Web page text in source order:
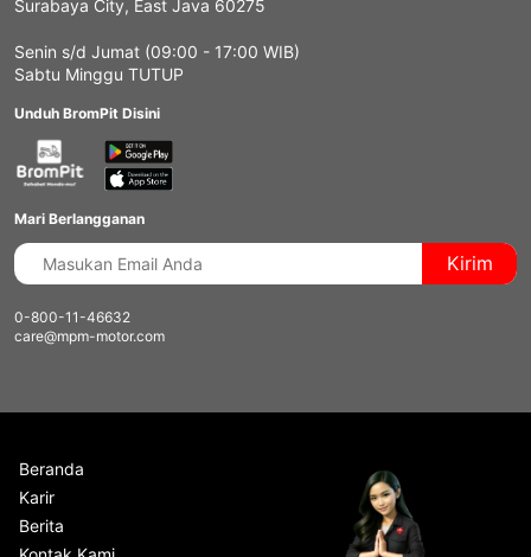
Surabaya City, East Java 60275
Senin s/d Jumat (09:00 - 17:00 WIB)
Sabtu Minggu TUTUP
Unduh BromPit Disini
Mari Berlangganan
Kirim
0-800-11-46632
care@mpm-motor.com
Beranda
Karir
Berita